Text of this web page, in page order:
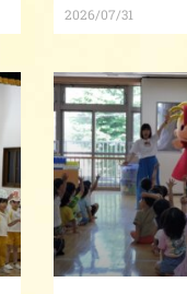
2026/07/31